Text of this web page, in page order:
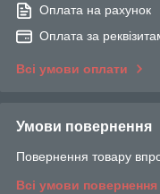
Оплата на рахунок
Оплата за
Всі умови оплати
Умови повернення
Повернення товару
Всі умови повернення